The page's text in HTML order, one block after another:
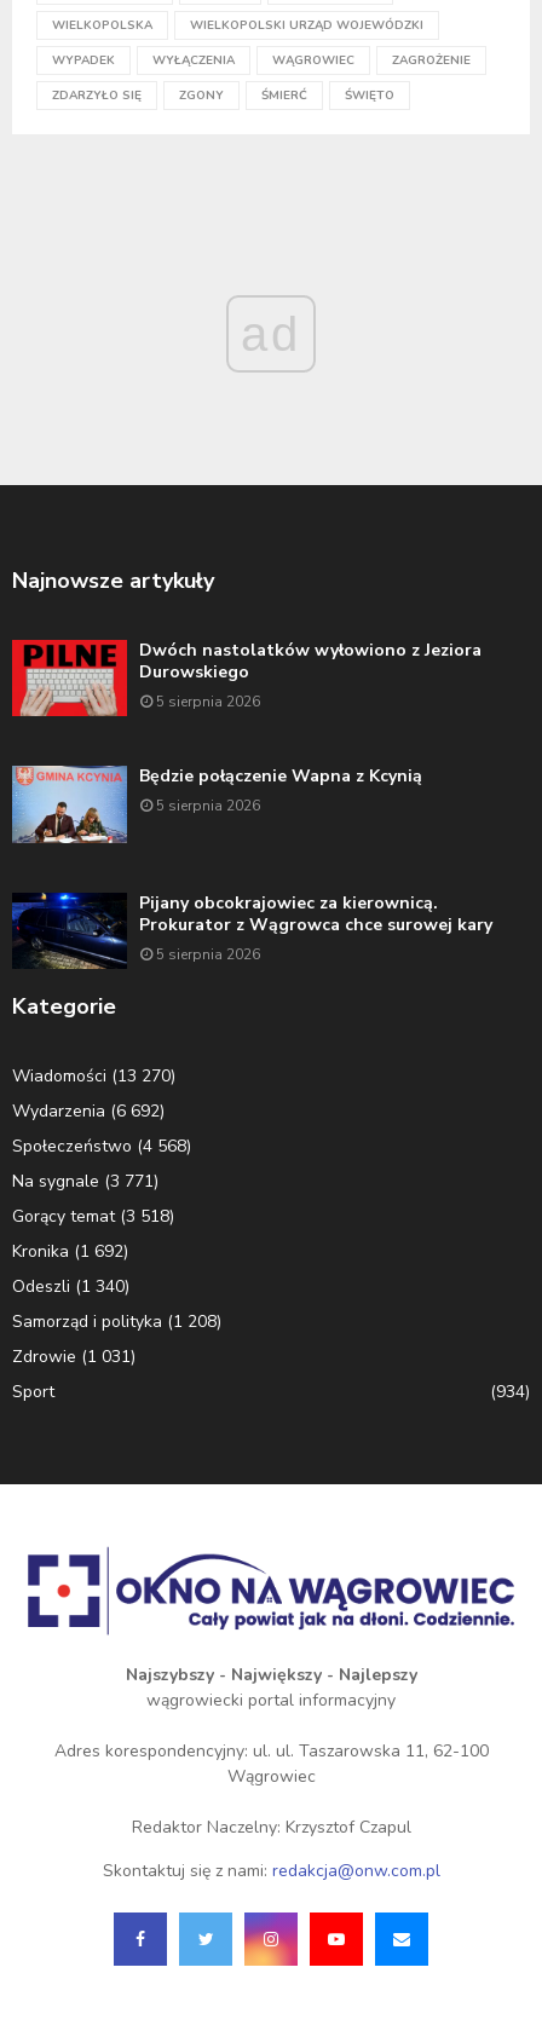
WIELKOPOLSKA WIELKOPOLSKI URZĄD WOJEWÓDZKI
WYPADEK WYŁĄCZENIA WĄGROWIEC ZAGROŻENIE
ZDARZYŁO SIĘ ZGONY ŚMIERĆ ŚWIĘTO
ad
Najnowsze artykuły
Dwóch nastolatków wyłowiono z Jeziora
Durowskiego
5 sierpnia 2026
Będzie połączenie Wapna z Kcynią
5 sierpnia 2026
Pijany obcokrajowiec za kierownicą.
Prokurator z Wągrowca chce surowej kary
5 sierpnia 2026
Kategorie
Wiadomości (13 270)
Wydarzenia (6 692)
Społeczeństwo (4 568)
Na sygnale (3 771)
Gorący temat(3 518)
Kronika (1 692)
Odeszli (1 340)
Samorząd i polityka (1 208)
Zdrowie (1 031)
Sport
(934)
Najszybszy - Największy - Najlepszy
wągrowiecki portal informacyjny
Adres korespondencyjny: ul. ul. Taszarowska 11, 62-100
Wągrowiec
Redaktor Naczelny: Krzysztof Czapul
Skontaktuj się z nami: redakcja@onw.com.pl